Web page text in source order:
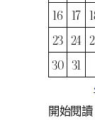
16 17
23 24
30 31
開始閱讀